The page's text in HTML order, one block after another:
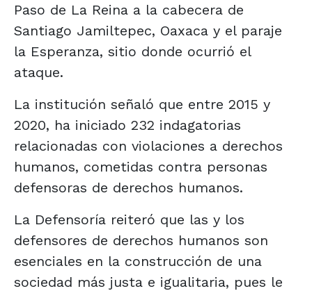
Paso de La Reina a la cabecera de
Santiago Jamiltepec, Oaxaca y el paraje
la Esperanza, sitio donde ocurrió el
ataque.
La institución señaló que entre 2015 y
2020, ha iniciado 232 indagatorias
relacionadas con violaciones a derechos
humanos, cometidas contra personas
defensoras de derechos humanos.
La Defensoría reiteró que las y los
defensores de derechos humanos son
esenciales en la construcción de una
sociedad más justa e igualitaria, pues le